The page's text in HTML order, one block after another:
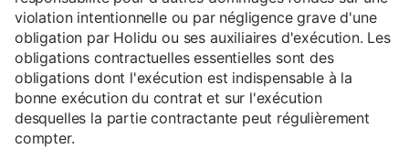
violation intentionnelle ou par négligence grave d'une
obligation par Holidu ou ses auxiliaires d'exécution. Les
obligations contractuelles essentielles sont des
obligations dont l'exécution est indispensable à la
bonne exécution du contrat et sur l'exécution
desquelles la partie contractante peut régulièrement
compter.